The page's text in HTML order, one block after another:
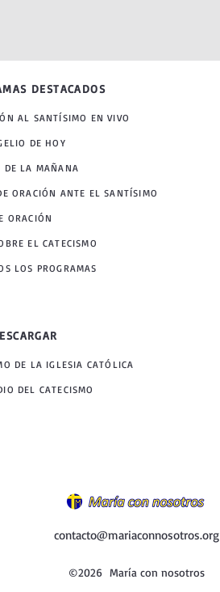
DESTACADOS
AL SANTÍSIMO EN VIVO
DE HOY
DE LA MAÑANA
ORACIÓN ANTE EL SANTÍSIMO
ORACIÓN
EL CATECISMO
LOS PROGRAMAS
DE LA IGLESIA CATÓLICA
DEL CATECISMO
contacto@mariaconnosotros.org
©2026 María con nosotros